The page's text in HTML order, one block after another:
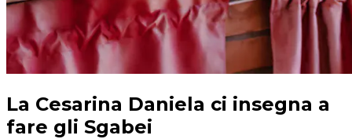
La Cesarina Daniela ci insegna a
fare gli Sgabei